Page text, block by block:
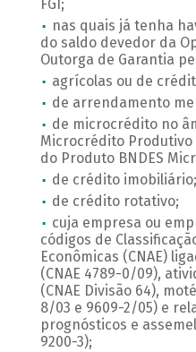
FGI;
nas quais já tenha
do saldo devedor da
Outorga de Garantia
agrícolas ou de
de arrendamento
de microcrédito no
Microcrédito Produtivo
do Produto BNDES
de crédito imobiliário;
de crédito rotativo;
cuja empresa ou
códigos de
Econômicas (CNAE)
(CNAE 4789-0/09),
(CNAE Divisão 64),
8/03 e 9609-2/05) e
prognósticos e
9200-3);